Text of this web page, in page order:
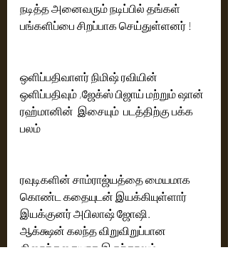
நடித்த அனைவரும் நடிப்பில் தங்கள்
பங்களிப்பை சிறப்பாக செய்துள்ளனர் !
ஒளிப்பதிவாளர் நிமிஷ் ரவியின்
ஒளிப்பதிவும் ,ஜேக்ஸ் பிஜாய் மற்றும் ஷான்
ரஹ்மானின்  இசையும்  படத்திற்கு பக்க
பலம்
ரவுடிகளின் சாம்ராஜ்யத்தை மையமாக
கொண்ட கதையுடன் இயக்கியுள்ளார்
இயக்குனர் அபிலாஷ் ஜோஷி.
ஆக்க்ஷன் கலந்த விறுவிறுப்பான
திரைக்கதையாக இருந்தாலும் ,,,